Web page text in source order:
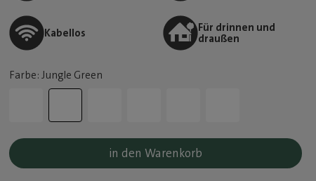
Kabellos
Für drinnen und
draußen
Farbe: Jungle Green
in den Warenkorb